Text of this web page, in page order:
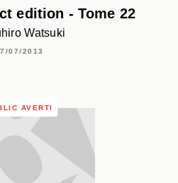
edition - Tome 22
Watsuki
07/2013
AVERTI